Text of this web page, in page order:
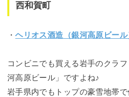
西和賀町
・ヘリオス酒造（銀河高原ビール
コンビニでも買える岩手のクラ
河高原ビール」ですよね♪
岩手県内でもトップの豪雪地帯